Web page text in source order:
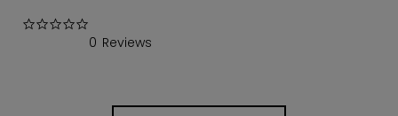
0 Reviews